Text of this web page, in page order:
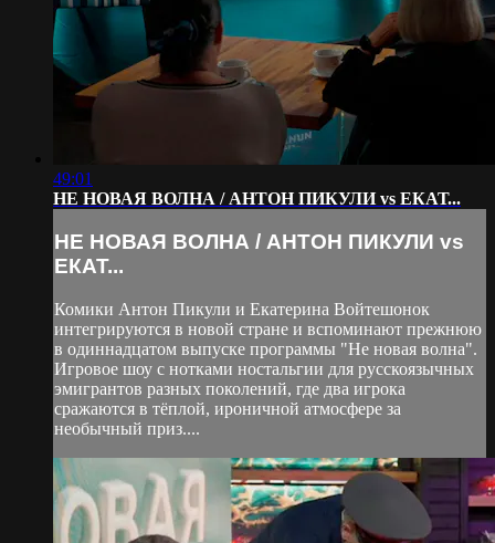
49:01
НЕ НОВАЯ ВОЛНА / АНТОН ПИКУЛИ vs ЕКАТ...
НЕ НОВАЯ ВОЛНА / АНТОН ПИКУЛИ vs
ЕКАТ...
Комики Антон Пикули и Екатерина Войтешонок
интегрируются в новой стране и вспоминают прежнюю
в одиннадцатом выпуске программы "Не новая волна".
Игровое шоу с нотками ностальгии для русскоязычных
эмигрантов разных поколений, где два игрока
сражаются в тёплой, ироничной атмосфере за
необычный приз....